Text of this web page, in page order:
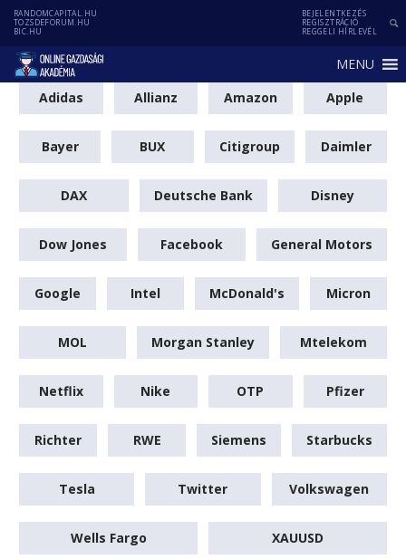
RANDOMCAPITAL.HU
TOZSDEFORUM.HU
BIC.HU
BEJELENTKEZÉS
REGISZTRÁCIÓ
REGGELI HÍRLEVÉL
MENU
Adidas
Allianz Amazon Apple
Bayer BUX Citigroup Daimler
DAX Deutsche Bank Disney
Dow Jones Facebook General Motors
Google Intel McDonald's Micron
MOL Morgan Stanley Mtelekom
Netflix Nike OTP Pfizer
Richter RWE Siemens Starbucks
Tesla Twitter Volkswagen
Wells Fargo XAUUSD